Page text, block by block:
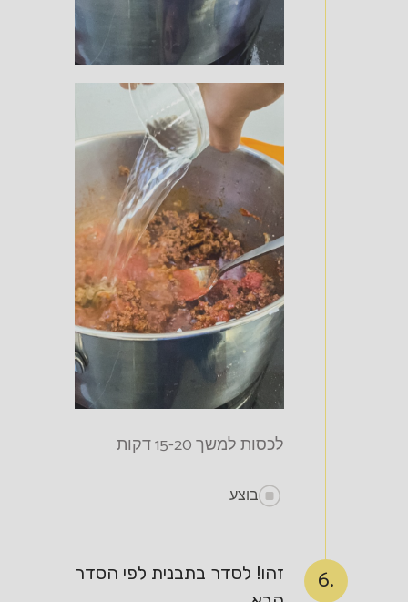
לכסות למשך 15-20 דקות
בוצע
6.
זהו! לסדר בתבנית לפי הסדר